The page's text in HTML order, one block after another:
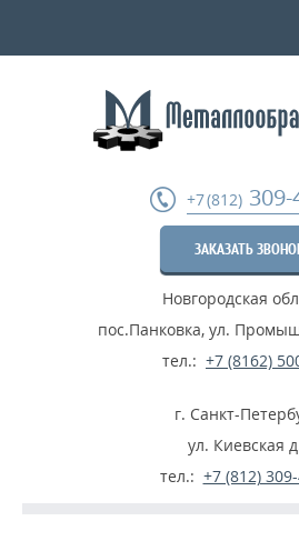
Политика конфиденциальности
Фрезеровка деталей
Термообработка металла
+7 (812) 309-
ЗАКАЗАТЬ
Новгородская
пос.Панковка, ул.
тел.: +7 (8162)
г. Санкт-
ул. Киевская
тел.: +7 (812)